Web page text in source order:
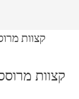
קצוות